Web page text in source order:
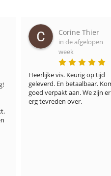
Corine Thier
in de afgelopen
week
Heerlijke vis. Keurig op tijd
geleverd. En betaalbaar. Komt
goed verpakt aan. We zijn er
erg tevreden over.